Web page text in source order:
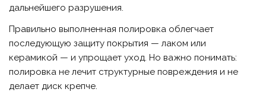
дальнейшего разрушения.
Правильно выполненная полировка облегчает
последующую защиту покрытия — лаком или
керамикой — и упрощает уход. Но важно понимать:
полировка не лечит структурные повреждения и не
делает диск крепче.